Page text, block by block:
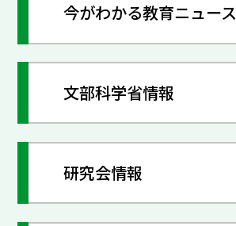
今がわかる教育ニュース
文部科学省情報
研究会情報